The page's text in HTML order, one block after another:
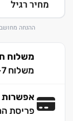
מחיר רגיל
ההנחה
משלוח
משלוח 3-7 ימי עסקים לכל הארץ
אפשרות
פריסת